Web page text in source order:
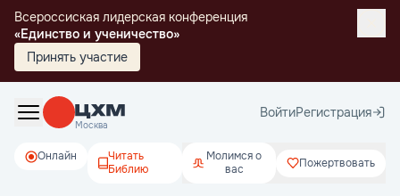
Всероссиская лидерская конференция
«Единство и ученичество»
Принять участие
Москва
ВойтиРегистрация
Онлайн
Читать
Библию
Молимся о
вас
Пожертвовать